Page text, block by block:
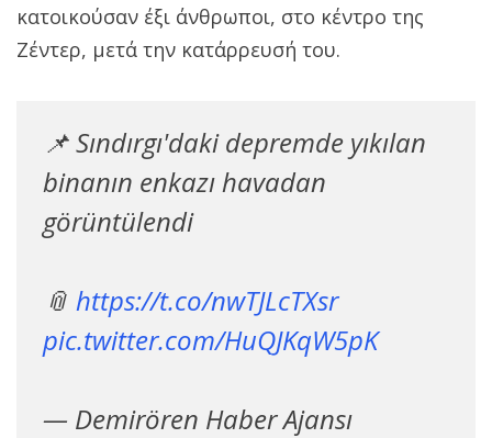
κατοικούσαν έξι άνθρωποι, στο κέντρο της
Ζέντερ, μετά την κατάρρευσή του.
📌 Sındırgı'daki depremde yıkılan
binanın enkazı havadan
görüntülendi
📎 https://t.co/nwTJLcTXsr
pic.twitter.com/HuQJKqW5pK
— Demirören Haber Ajansı